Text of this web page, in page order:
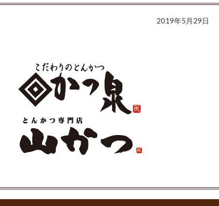
2019年5月29日